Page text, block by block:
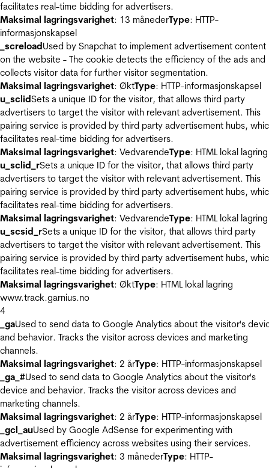
facilitates real-time bidding for advertisers.
Maksimal lagringsvarighet: 13 månederType: HTTP-
informasjonskapsel
_screloadUsed by Snapchat to implement advertisement content
on the website - The cookie detects the efficiency of the ads and
collects visitor data for further visitor segmentation.
Maksimal lagringsvarighet: ØktType: HTTP-informasjonskapsel
u_sclidSets a unique ID for the visitor, that allows third party
advertisers to target the visitor with relevant advertisement. This
pairing service is provided by third party advertisement hubs,
facilitates real-time bidding for advertisers.
Maksimal lagringsvarighet: VedvarendeType: HTML lokal lagring
u_sclid_rSets a unique ID for the visitor, that allows third party
advertisers to target the visitor with relevant advertisement. This
pairing service is provided by third party advertisement hubs,
facilitates real-time bidding for advertisers.
Maksimal lagringsvarighet: VedvarendeType: HTML lokal lagring
u_scsid_rSets a unique ID for the visitor, that allows third party
advertisers to target the visitor with relevant advertisement. This
pairing service is provided by third party advertisement hubs,
facilitates real-time bidding for advertisers.
Maksimal lagringsvarighet: ØktType: HTML lokal lagring
www.track.garnius.no
4
_gaUsed to send data to Google Analytics about the visitor's
and behavior. Tracks the visitor across devices and marketing
channels.
Maksimal lagringsvarighet: 2 årType: HTTP-informasjonskapsel
_ga_#Used to send data to Google Analytics about the visitor's
device and behavior. Tracks the visitor across devices and
marketing channels.
Maksimal lagringsvarighet: 2 årType: HTTP-informasjonskapsel
_gcl_auUsed by Google AdSense for experimenting with
advertisement efficiency across websites using their services.
Maksimal lagringsvarighet: 3 månederType: HTTP-